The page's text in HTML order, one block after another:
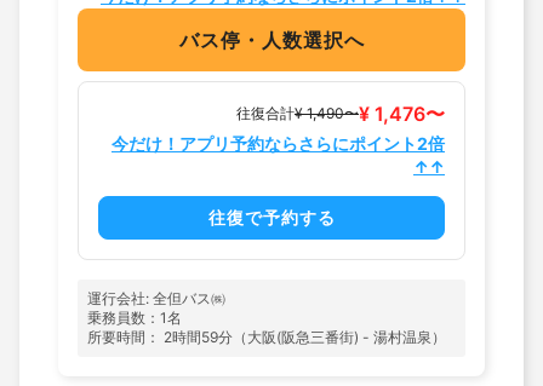
バス停・人数選択へ
往復合計¥ 1,490〜¥ 1,476〜
今だけ！アプリ予約ならさらにポイント2倍
↑↑
往復で予約する
運行会社: 全但バス㈱
乗務員数：1名
所要時間： 2時間59分（大阪(阪急三番街) - 湯村温泉）